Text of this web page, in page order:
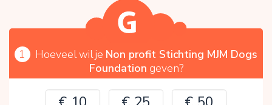
1 Hoeveel wil je Non profit Stichting MJM Dogs
Foundation geven?